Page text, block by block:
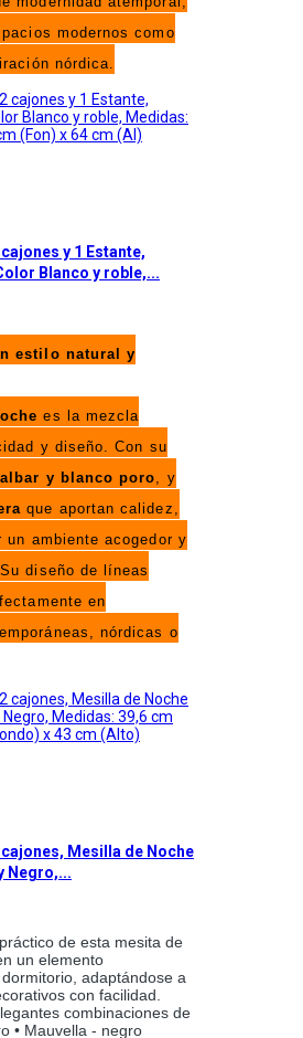
modernos como
nórdica.
y 1 Estante,
Blanco y roble,...
estilo natural y
es la mezcla
y diseño. Con su
y blanco poro , y
que aportan calidez,
un ambiente acogedor y
diseño de líneas
en
nórdicas o
Mesilla de Noche
Negro,...
de esta mesita de
un elemento
adaptándose a
con facilidad.
combinaciones de
• Mauvella - negro